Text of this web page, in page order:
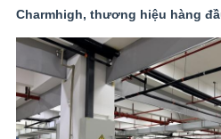
Charmhigh, thương hiệu hàng